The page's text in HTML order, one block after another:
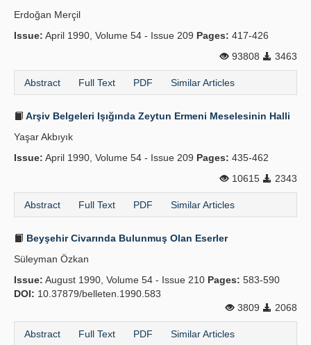
Erdoğan Merçil
Issue: April 1990, Volume 54 - Issue 209 Pages: 417-426
93808
3463
Abstract Full Text PDF Similar Articles
Arşiv Belgeleri Işığında Zeytun Ermeni Meselesinin Halli
Yaşar Akbıyık
Issue: April 1990, Volume 54 - Issue 209 Pages: 435-462
10615
2343
Abstract Full Text PDF Similar Articles
Beyşehir Civarında Bulunmuş Olan Eserler
Süleyman Özkan
Issue: August 1990, Volume 54 - Issue 210 Pages: 583-590
DOI: 10.37879/belleten.1990.583
3809
2068
Abstract Full Text PDF Similar Articles